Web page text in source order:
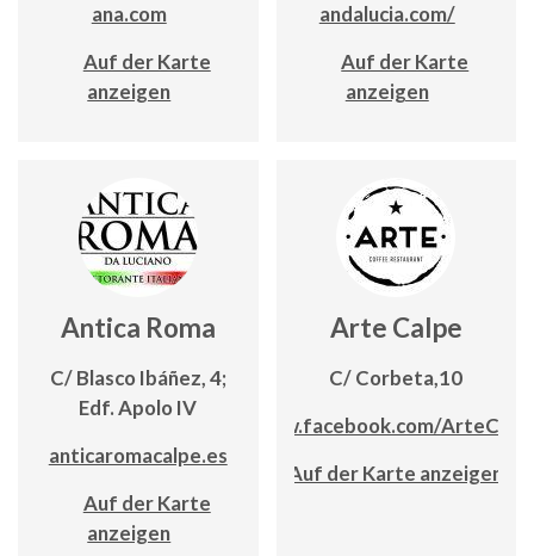
ana.com
Auf der Karte
anzeigen
andalucia.com/
Auf der Karte
anzeigen
Antica Roma
C/ Blasco Ibáñez, 4;
Edf. Apolo IV
anticaromacalpe.es
Auf der Karte
anzeigen
Arte Calpe
C/ Corbeta,10
www.facebook.com/
Auf der Karte anzeigen